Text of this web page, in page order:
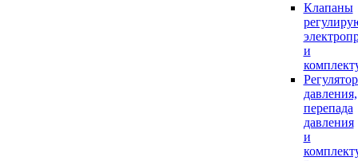
Клапаны
и
давления,
перепада
давления
и